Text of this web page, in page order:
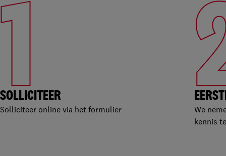
1
SOLLICITEER
Solliciteer online via het formulier
We
kennis